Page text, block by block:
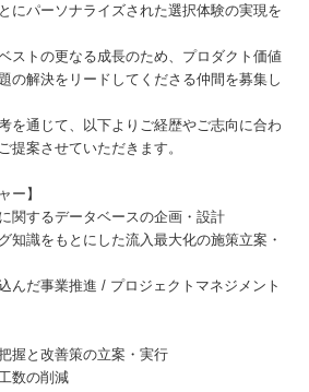
にパーソナライズされた選択体験の実現を
ストの更なる成長のため、プロダクト価値
の解決をリードしてくださる仲間を募集し
を通じて、以下よりご経歴やご志向に合わ
提案させていただきます。
ー】
関するデータベースの企画・設計
知識をもとにした流入最大化の施策立案・
んだ事業推進 / プロジェクトマネジメント
握と改善策の立案・実行
数の削減